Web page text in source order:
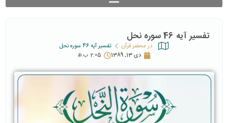
تفسیر آیه 46 سوره نحل
در محضر قرآن
تفسیر آیه 46 سوره نحل
دی 13, 1389
2:05 ب.ظ